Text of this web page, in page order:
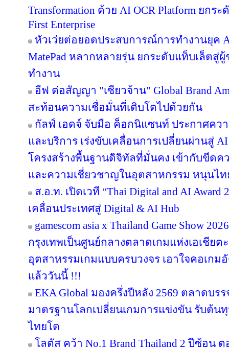
Transformation ด้วย AI OCR Platform ยก
First Enterprise
หัวเว่ยต่อยอดประสบการณ์การทำงานยุค
MatePad หลากหลายรุ่น ยกระดับแท็บเล็ตสู่
ทำงาน
อีฟ ต่อสัญญา "เซียวจ้าน" Global Brand
สะท้อนความเชื่อมั่นที่เติบโตไปด้วยกัน
กัลฟ์ เอดจ์ จับมือ ค็อกนิแซนท์ ประกาศคว
และบริการ เร่งขับเคลื่อนการเปลี่ยนผ่านสู่
โครงสร้างพื้นฐานดิจิทัลที่มั่นคง เข้ากับขีดค
และความเชี่ยวชาญในอุตสาหกรรม หนุนไท
ส.อ.ท. เปิดเวที “Thai Digital and AI
เคลื่อนประเทศสู่ Digital & AI Hub
gamescom asia x Thailand Game Show
กรุงเทพเป็นศูนย์กลางตลาดเกมแห่งเอเชีย
อุตสาหรรมเกมแบบครบวงจร เอาใจคอเก
แล้ววันนี้ !!!
EKA Global มองครึ่งปีหลัง 2569 ตลาดบ
มาตรฐานโลกเปลี่ยนเกมการแข่งขัน รับต้น
ไทยโต
โลตัส คว้า No.1 Brand Thailand 2 ปีซ้อน